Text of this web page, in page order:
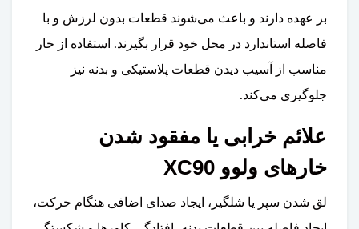
بر عهده دارند و باعث می‌شوند قطعات بدون لرزش و با
فاصله استاندارد در محل خود قرار بگیرند. استفاده از خار
مناسب از آسیب دیدن قطعات پلاستیکی و بدنه نیز
جلوگیری می‌کند.
علائم خرابی یا مفقود شدن
خارهای ولوو XC90
لق شدن سپر یا شلگیر، ایجاد صدای اضافی هنگام حرکت،